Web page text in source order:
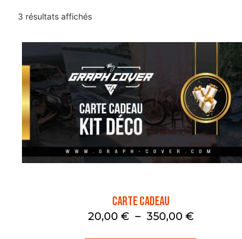
3 résultats affichés
Carte Cadeau
20,00 € – 350,00 €